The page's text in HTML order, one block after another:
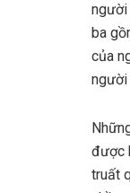
người
ba
của
người
được
truất